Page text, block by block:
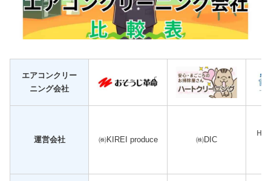
エアコンクリー
ニング会社
運営会社 ㈱KIREI produce ㈱DIC
ＨI